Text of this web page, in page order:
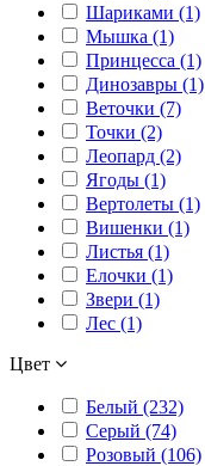
Шариками (1)
Мышка (1)
Принцесса (1)
Динозавры (1)
Веточки (7)
Точки (2)
Леопард (2)
Ягоды (1)
Вертолеты (1)
Вишенки (1)
Листья (1)
Елочки (1)
Звери (1)
Лес (1)
Цвет
Белый (232)
Серый (74)
Розовый (106)